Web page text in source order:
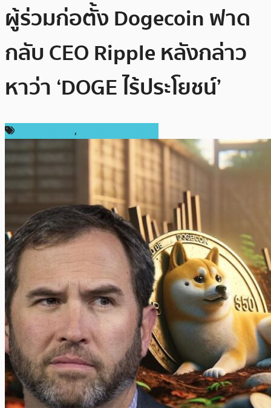
ผู้ร่วมก่อตั้ง Dogecoin ฟาด
กลับ CEO Ripple หลังกล่าว
หาว่า ‘DOGE ไร้ประโยชน์’
,